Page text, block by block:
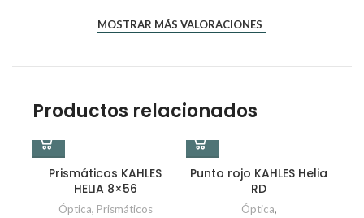
MOSTRAR MÁS VALORACIONES
Productos relacionados
Prismáticos KAHLES
HELIA 8×56
Óptica, Prismáticos
Punto rojo KAHLES Helia
RD
Óptica,